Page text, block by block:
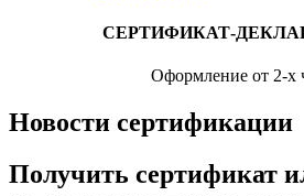
СЕРТИФИКАТ-
Оформление от 2-х
Новости сертификации
Получить сертификат